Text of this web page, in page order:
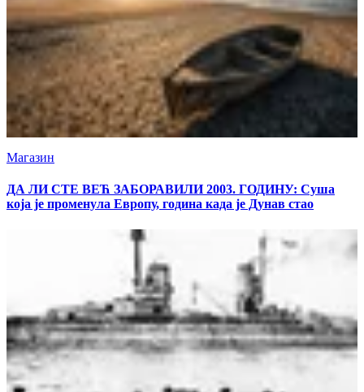
Магазин
ДА ЛИ СТЕ ВЕЋ ЗАБОРАВИЛИ 2003. ГОДИНУ: Суша
која је променула Европу, година када је Дунав стао